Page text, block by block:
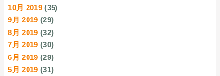
10月 2019 (35)
9月 2019 (29)
8月 2019 (32)
7月 2019 (30)
6月 2019 (29)
5月 2019 (31)